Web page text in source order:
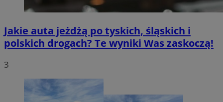
Jakie auta jeżdżą po tyskich, śląskich i
polskich drogach? Te wyniki Was zaskoczą!
3